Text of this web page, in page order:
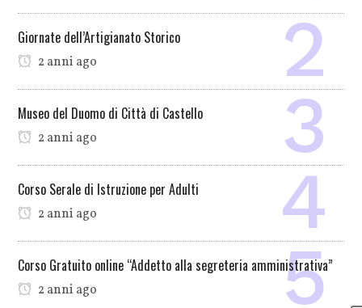
Giornate dell’Artigianato Storico
2 anni ago
Museo del Duomo di Città di Castello
2 anni ago
Corso Serale di Istruzione per Adulti
2 anni ago
Corso Gratuito online “Addetto alla segreteria amministrativa”
2 anni ago